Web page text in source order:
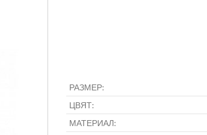
РАЗМЕР:
ЦВЯТ:
МАТЕРИАЛ: